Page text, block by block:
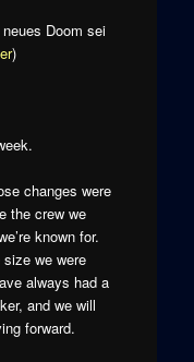
Doom sei
)
changes were
the crew we
known for.
we were
always had a
and we will
forward.